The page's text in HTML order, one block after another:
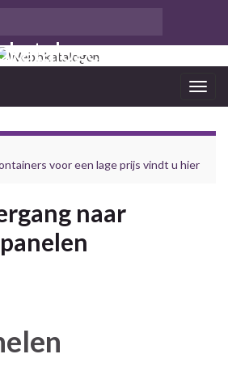
voor een lage prijs vindt u hier
naar